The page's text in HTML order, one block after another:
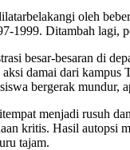
oleh
1999. Ditambah lagi,
besar-besaran di
damai dari
bergerak mundur,
menjadi rusuh
kritis. Hasil
tajam.